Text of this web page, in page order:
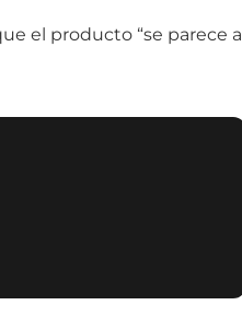
el producto “se parece a